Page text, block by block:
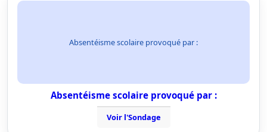
Absentéisme scolaire provoqué par :
Absentéisme scolaire provoqué par :
Voir l'Sondage